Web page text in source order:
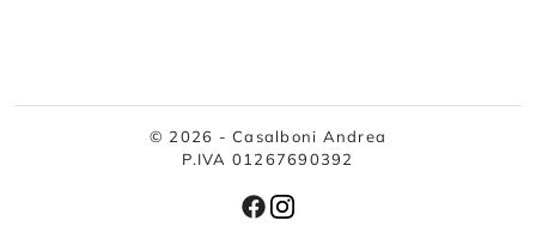
© 2026 - Casalboni Andrea
P.IVA 01267690392